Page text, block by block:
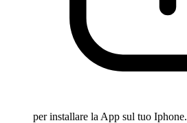
per installare la App sul tuo Iphone.